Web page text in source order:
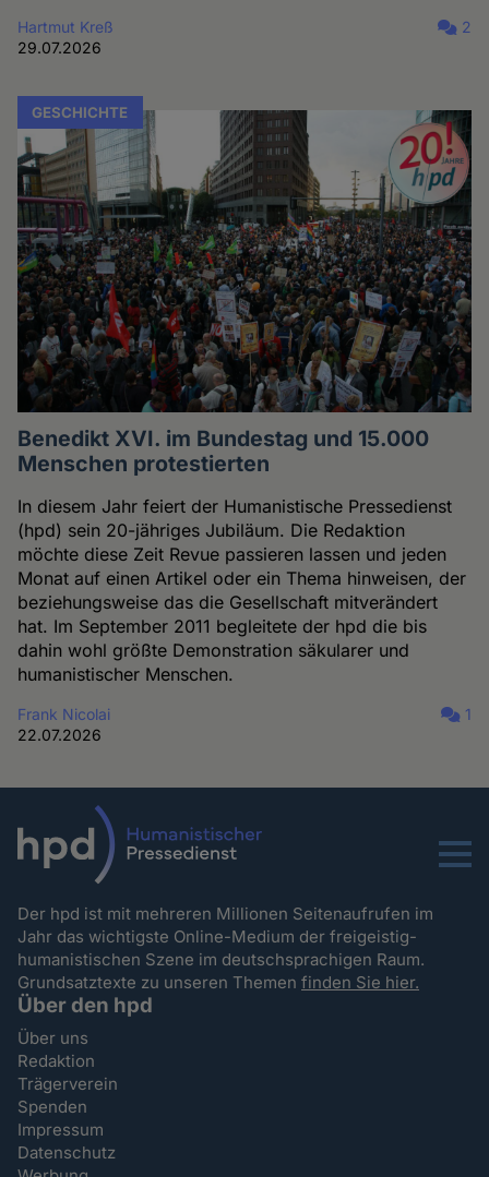
Hartmut Kreß
29.07.2026
2
GESCHICHTE
Benedikt XVI. im Bundestag und 15.000
Menschen protestierten
In diesem Jahr feiert der Humanistische Pressedienst
(hpd) sein 20-jähriges Jubiläum. Die Redaktion
möchte diese Zeit Revue passieren lassen und jeden
Monat auf einen Artikel oder ein Thema hinweisen, der
beziehungsweise das die Gesellschaft mitverändert
hat. Im September 2011 begleitete der hpd die bis
dahin wohl größte Demonstration säkularer und
humanistischer Menschen.
Frank Nicolai
22.07.2026
1
Menu
Der hpd ist mit mehreren Millionen Seitenaufrufen im
Jahr das wichtigste Online-Medium der freigeistig-
humanistischen Szene im deutschsprachigen Raum.
Grundsatztexte zu unseren Themenfinden Sie hier.
Über den hpd
Über uns
Redaktion
Trägerverein
Spenden
Impressum
Datenschutz